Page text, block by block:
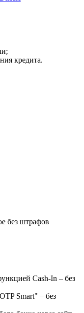
кредита.
без штрафов
Cash-In – без
Smart" – без